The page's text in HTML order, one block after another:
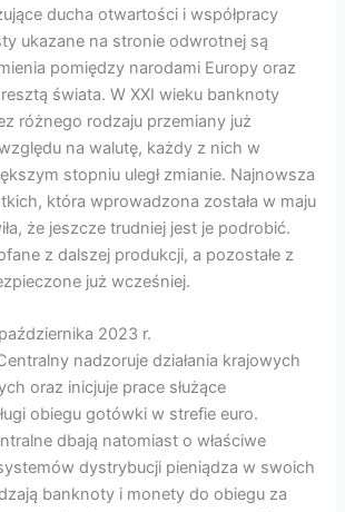
ducha otwartości i współpracy
ukazane na stronie odwrotnej są
pomiędzy narodami Europy oraz
świata. W XXI wieku banknoty
różnego rodzaju przemiany już
na walutę, każdy z nich w
stopniu uległ zmianie. Najnowsza
która wprowadzona została w maju
że jeszcze trudniej jest je podrobić.
z dalszej produkcji, a pozostałe z
już wcześniej.
2023 r.
nadzoruje działania krajowych
oraz inicjuje prace służące
obiegu gotówki w strefie euro.
dbają natomiast o właściwe
dystrybucji pieniądza w swoich
banknoty i monety do obiegu za